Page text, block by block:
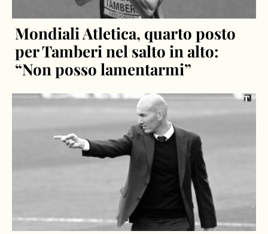
Mondiali Atletica, quarto posto
per Tamberi nel salto in alto:
“Non posso lamentarmi”